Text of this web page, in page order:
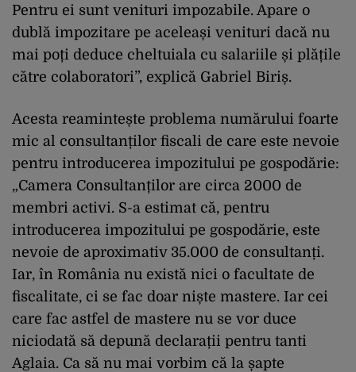
Pentru ei sunt venituri impozabile. Apare o
dublă impozitare pe aceleași venituri dacă nu
mai poți deduce cheltuiala cu salariile și plățile
către colaboratori”, explică Gabriel Biriș.
Acesta reamintește problema numărului foarte
mic al consultanților fiscali de care este nevoie
pentru introducerea impozitului pe gospodărie:
„Camera Consultanților are circa 2000 de
membri activi. S-a estimat că, pentru
introducerea impozitului pe gospodărie, este
nevoie de aproximativ 35.000 de consultanți.
Iar, în România nu există nici o facultate de
fiscalitate, ci se fac doar niște mastere. Iar cei
care fac astfel de mastere nu se vor duce
niciodată să depună declarații pentru tanti
Aglaia. Ca să nu mai vorbim că la șapte